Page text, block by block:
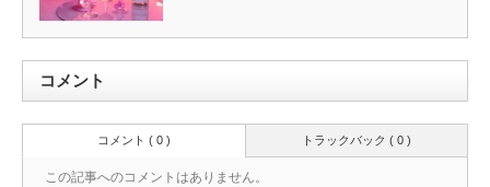
コメント
トラックバック ( 0 )
コメント ( 0 )
この記事へのコメントはありません。